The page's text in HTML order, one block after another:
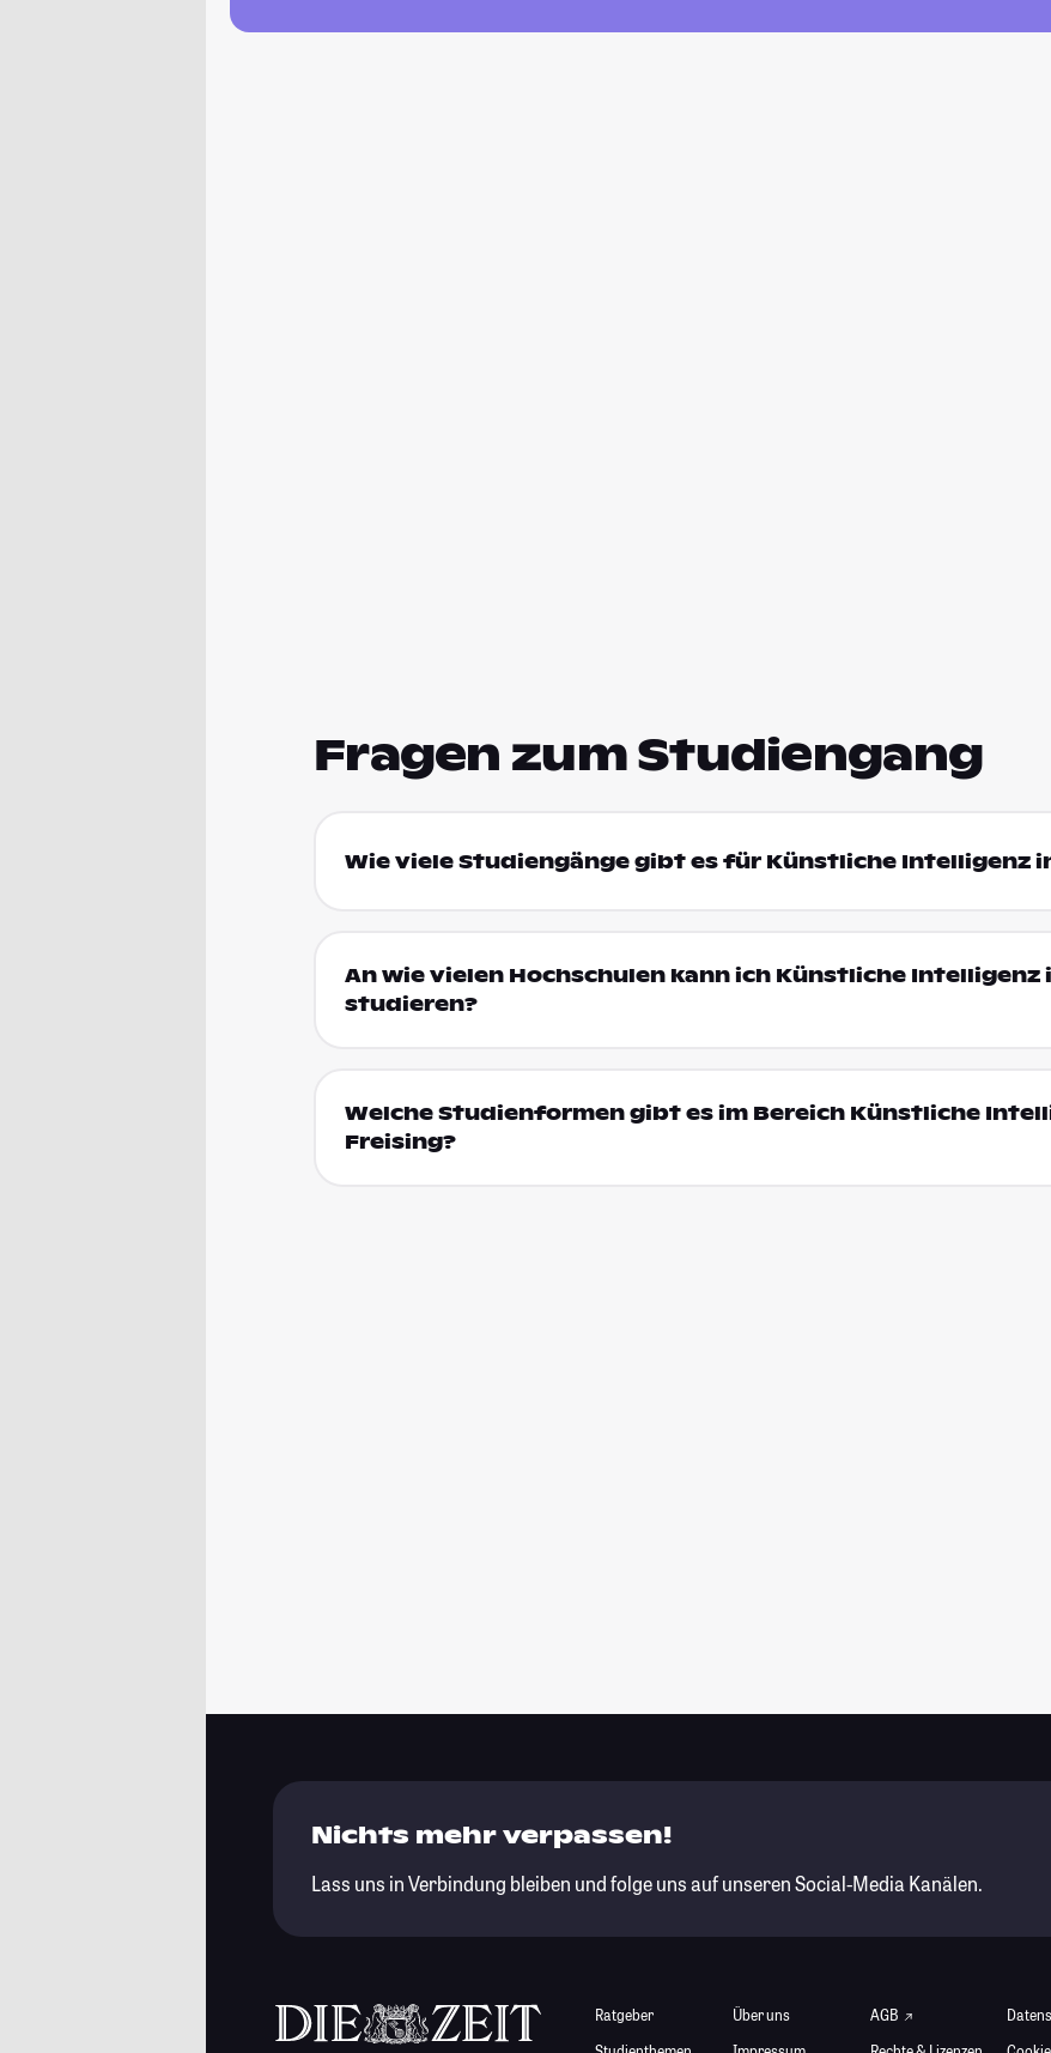
Fragen zum Studiengang
Wie viele Studiengänge gibt es für Künstliche Intelligenz
An wie vielen Hochschulen kann ich Künstliche Intelligenz
studieren?
Welche Studienformen gibt es im Bereich Künstliche
Freising?
Nichts mehr verpassen!
Lass uns in Verbindung bleiben und folge uns auf unseren Social-Media Kanälen.
Ratgeber
Über uns
AGB